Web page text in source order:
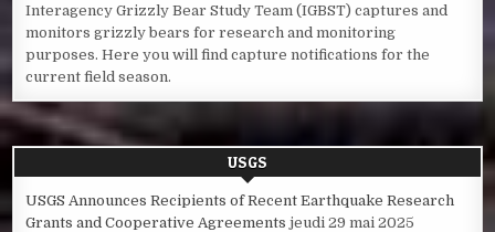
Interagency Grizzly Bear Study Team (IGBST) captures and
monitors grizzly bears for research and monitoring
purposes. Here you will find capture notifications for the
current field season.
USGS
USGS Announces Recipients of Recent Earthquake Research
Grants and Cooperative Agreements jeudi 29 mai 2025